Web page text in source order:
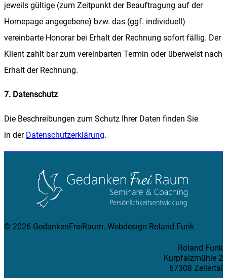
jeweils gültige (zum Zeitpunkt der Beauftragung auf der
Homepage angegebene) bzw. das (ggf. individuell)
vereinbarte Honorar bei Erhalt der Rechnung sofort fällig. Der
Klient zahlt bar zum vereinbarten Termin oder überweist nach
Erhalt der Rechnung.
7. Datenschutz
Die Beschreibungen zum Schutz Ihrer Daten finden Sie
in der Datenschutzerklärung.
© 2026 GedankenFreiRaum. Webdesign Roland Funk
Roland Funk
Kurpfalzmühle 2
67308 Zellertal